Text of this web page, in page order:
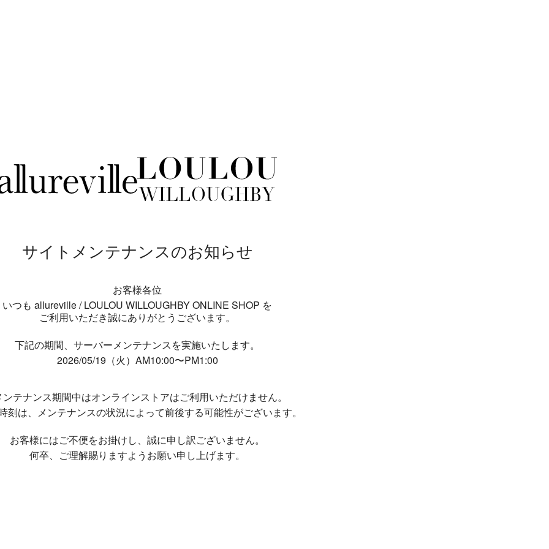
サイトメンテナンスのお知らせ
お客様各位
いつも allureville / LOULOU WILLOUGHBY ONLINE SHOP を
ご利用いただき誠にありがとうございます。
下記の期間、サーバーメンテナンスを実施いたします。
2026/05/19（火）AM10:00〜PM1:00
ンテナンス期間中はオンラインストアはご利用いただけません。
刻は、メンテナンスの状況によって前後する可能性がございます。
お客様にはご不便をお掛けし、 誠に申し訳ございません。
何卒、ご理解賜りますようお願い申し上げます。